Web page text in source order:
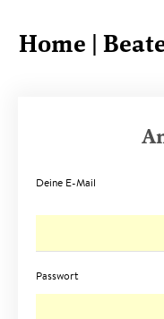
Home |
Deine E-Mail
Passwort